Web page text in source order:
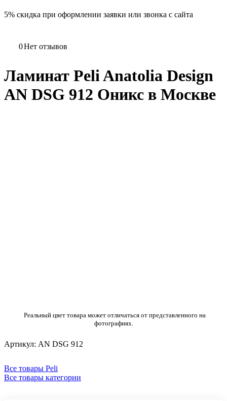
5% скидка при оформлении заявки или звонка с сайта
0Нет отзывов
Ламинат Peli Anatolia Design
AN DSG 912 Оникс в Москве
Реальный цвет товара может отличаться от представленного на
фотографиях.
Артикул: AN DSG 912
Все товары Peli
Все товары категории